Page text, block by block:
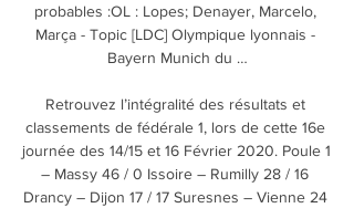
probables :OL : Lopes; Denayer, Marcelo,
Marça - Topic [LDC] Olympique lyonnais -
Bayern Munich du …
Retrouvez l’intégralité des résultats et
classements de fédérale 1, lors de cette 16e
journée des 14/15 et 16 Février 2020. Poule 1
– Massy 46 / 0 Issoire – Rumilly 28 / 16
Drancy – Dijon 17 / 17 Suresnes – Vienne 24